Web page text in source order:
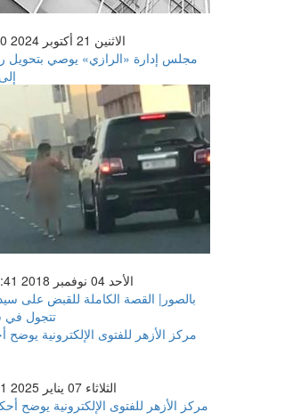
الاثنين 21 أكتوبر 2024 11:20 صباحاً
مجلس إدارة «الرازي» يوصي بتحويل
الأحد 04 نوفمبر 2018 12:41 مساءً
بالصور| القصة الكاملة للقبض على
تتجول في
الثلاثاء 07 يناير 2025 04:31 صباحاً
مركز الأزهر للفتوى الإلكترونية يوضح